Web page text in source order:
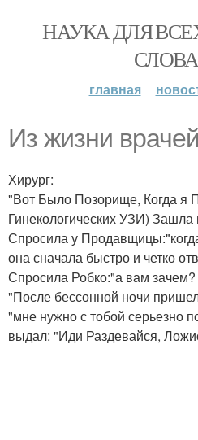
НАУКА ДЛЯ
главная
Из жизни
Хирург:
"Вот Было Позорище, Когда я
Гинекологических УЗИ) Зашла
Спросила у
она сначала быстро и четко
Спросила Робко:"а вам зачем?
"После бессонной ночи
"мне нужно с тобой серьезно
выдал: "Иди Раздевайся,